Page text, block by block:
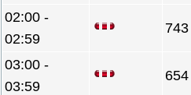
02:00 -
02:59
03:00 -
03:59